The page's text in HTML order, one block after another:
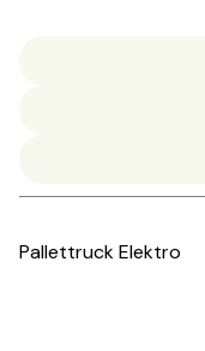
Pallettruck Elektro